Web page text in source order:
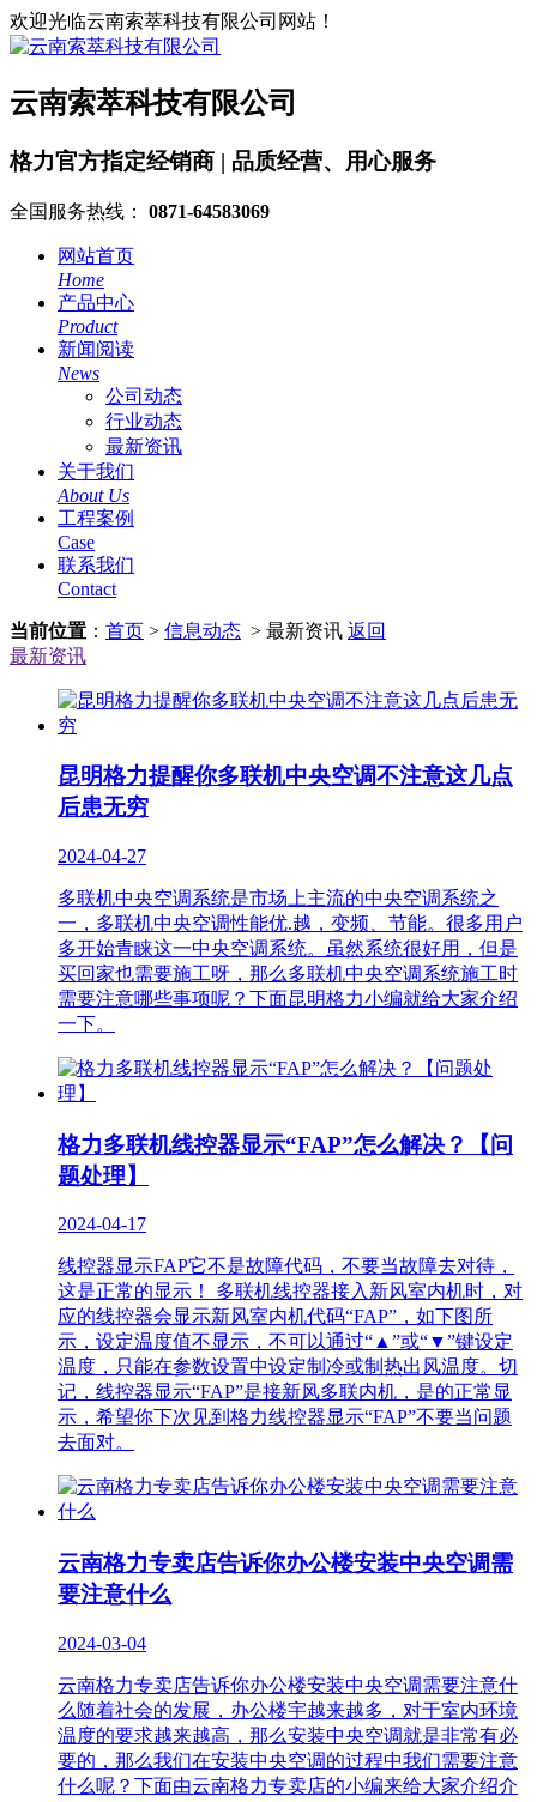
欢迎光临云南索萃科技有限公司网站！
云南索萃科技有限公司
格力官方指定经销商 | 品质经营、用心服务
全国服务热线： 0871-64583069
网站首页
Home
产品中心
Product
新闻阅读
News
公司动态
行业动态
最新资讯
关于我们
About Us
工程案例
Case
联系我们
Contact
当前位置 ： 首页 > 信息动态 > 最新资讯 返回
最新资讯
昆明格力提醒你多联机中央空调不注意这几点
后患无穷
2024-04-27
多联机中央空调系统是市场上主流的中央空调系统之
一，多联机中央空调性能优.越，变频、节能。很多用户
多开始青睐这一中央空调系统。虽然系统很好用，但是
买回家也需要施工呀，那么多联机中央空调系统施工时
需要注意哪些事项呢？下面昆明格力小编就给大家介绍
一下。
格力多联机线控器显示“FAP”怎么解决？【问
题处理】
2024-04-17
线控器显示FAP它不是故障代码，不要当故障去对待，
这是正常的显示！ 多联机线控器接入新风室内机时，对
应的线控器会显示新风室内机代码“FAP”，如下图所
示，设定温度值不显示，不可以通过“▲”或“▼”键设定
温度，只能在参数设置中设定制冷或制热出风温度。切
记，线控器显示“FAP”是接新风多联内机，是的正常显
示，希望你下次见到格力线控器显示“FAP”不要当问题
去面对。
云南格力专卖店告诉你办公楼安装中央空调需
要注意什么
2024-03-04
云南格力专卖店告诉你办公楼安装中央空调需要注意什
么​随着社会的发展，办公楼宇越来越多，对于室内环境
温度的要求越来越高，那么安装中央空调就是非常有必
要的，那么我们在安装中央空调的过程中我们需要注意
什么呢？下面由云南格力专卖店的小编来给大家介绍介